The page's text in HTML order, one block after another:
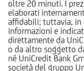
oltre 20 minuti. I
elaborati
affidabili; tuttavia, in
informazioni e
direttamente da
o da altro soggetto
né UniCredit Bank
società del gruppo